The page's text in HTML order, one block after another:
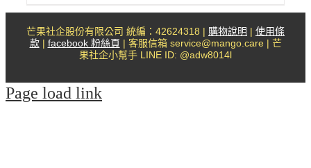
芒果社企股份有限公司 統編：42624318 | 購物說明 | 使用條
款| facebook 粉絲頁 | 客服信箱 service@mango.care | 芒
果社企小幫手 LINE ID: @adw8014l
Page load link